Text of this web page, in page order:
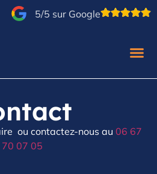
5/5 sur Google
ou contactez-nous au 06 67
70 07 05